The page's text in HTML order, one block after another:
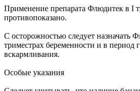
Применение препарата Флюдитек в I
противопоказано.
С осторожностью следует назначать
триместрах беременности и в период
вскармливания.
Особые указания